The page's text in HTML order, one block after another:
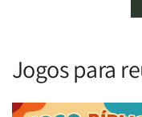
Almeida
Letra
Letra
Jogos para